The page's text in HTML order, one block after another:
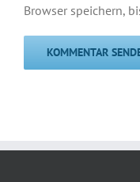
Browser speichern,